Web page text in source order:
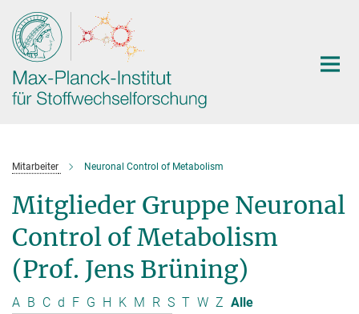
Hauptinhalt
Mitarbeiter Neuronal Control of Metabolism
Mitglieder Gruppe Neuronal
Control of Metabolism
(Prof. Jens Brüning)
A B C d F G H K M R S T W Z Alle